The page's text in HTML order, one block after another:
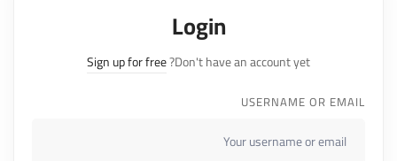
Login
Don't have an account yet?
Sign up for free
USERNAME OR EMAIL